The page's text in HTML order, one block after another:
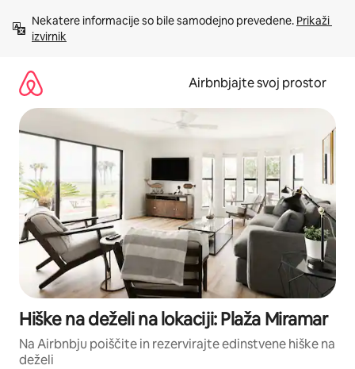
vsebino
Nekatere informacije so bile samodejno prevedene. Prikaži
izvirnik
Airbnbjajte svoj prostor
Hiške na deželi na lokaciji: Plaža Miramar
Na Airbnbju poiščite in rezervirajte edinstvene hiške na
deželi